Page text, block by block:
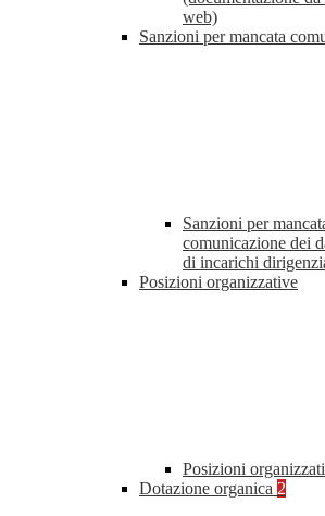
web)
Sanzioni per mancata
Sanzioni per
comunicazione dei
di incarichi
Posizioni organizzative
Posizioni
Dotazione organica 2